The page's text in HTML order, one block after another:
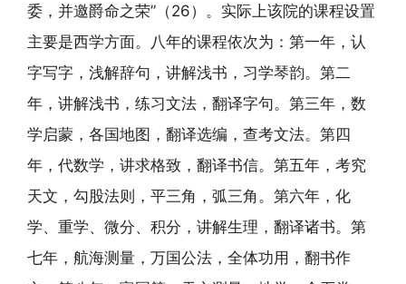
委，并邀爵命之荣”（26）。实际上该院的课程设置
主要是西学方面。八年的课程依次为：第一年，认
字写字，浅解辞句，讲解浅书，习学琴韵。第二
年，讲解浅书，练习文法，翻译字句。第三年，数
学启蒙，各国地图，翻译选编，查考文法。第四
年，代数学，讲求格致，翻译书信。第五年，考究
天文，勾股法则，平三角，弧三角。第六年，化
学、重学、微分、积分，讲解生理，翻译诸书。第
七年，航海测量，万国公法，全体功用，翻书作